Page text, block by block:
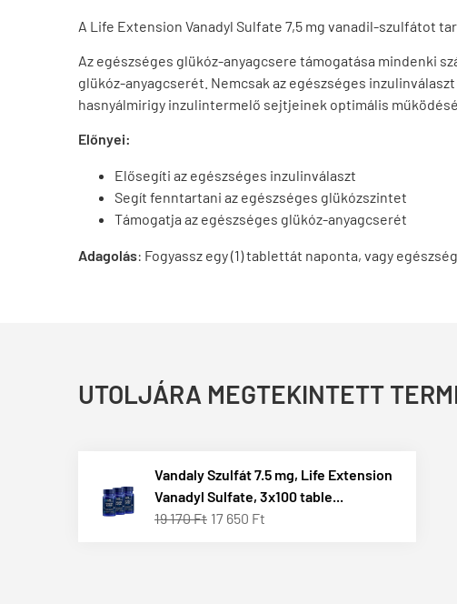
A Life Extension Vanadyl Sulfate 7,5 mg vanadil-szulfátot
Az egészséges glükóz-anyagcsere támogatása mindenki
glükóz-anyagcserét. Nemcsak az egészséges
hasnyálmirigy inzulintermelő sejtjeinek optimális
Előnyei:
Elősegíti az egészséges inzulinválaszt
Segít fenntartani az egészséges glükózszintet
Támogatja az egészséges glükóz-anyagcserét
Adagolás: Fogyassz egy (1) tablettát naponta, vagy
UTOLJÁRA MEGTEKINTETT
Vandaly Szulfát 7.5 mg, Life Extension
Vanadyl Sulfate, 3x100 table...
19 170 Ft 17 650 Ft